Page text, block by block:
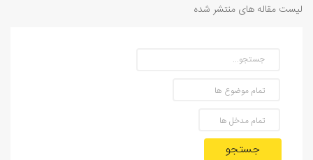
لیست مقاله های منتشر شده
جستجو